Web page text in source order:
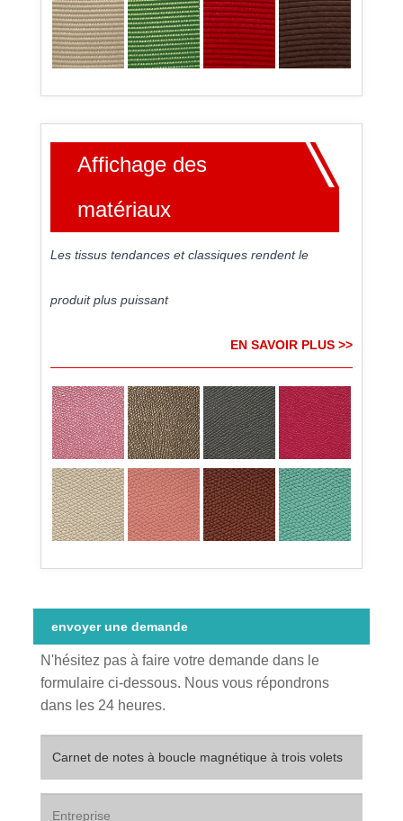
Affichage des
matériaux
Les tissus tendances et classiques rendent le
produit plus puissant
EN SAVOIR PLUS >>
envoyer une demande
N'hésitez pas à faire votre demande dans le
formulaire ci-dessous. Nous vous répondrons
dans les 24 heures.